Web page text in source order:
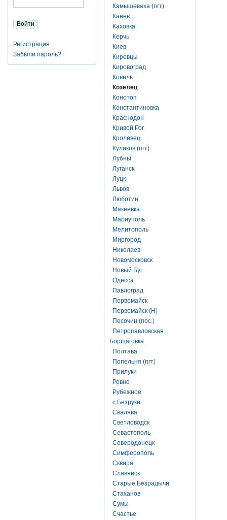
Регистрация
Забыли пароль?
Камышеваха (пгт)
Канев
Каховка
Керчь
Киев
Киревцы
Кировоград
Ковель
Козелец
Конотоп
Константиновка
Краснодон
Кривой Рог
Кролевец
Куликов (пгт)
Лубны
Луганск
Луцк
Львов
Люботин
Макеевка
Мариуполь
Мелитополь
Миргород
Николаев
Новомосковск
Новый Буг
Одесса
Павлоград
Первомайск
Первомайск (Н)
Песочин (пос.)
Петропавловская
Борщаговка
Полтава
Попельня (пгт)
Прилуки
Ровно
Рубежное
с.Безруки
Свалява
Светловодск
Севастополь
Северодонецк
Симферополь
Сквира
Славянск
Старые Безрадычи
Стаханов
Сумы
Счастье